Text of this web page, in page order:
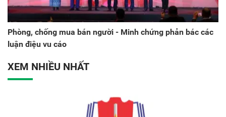
Phòng, chống mua bán người - Minh chứng phản bác các
luận điệu vu cáo
XEM NHIỀU NHẤT